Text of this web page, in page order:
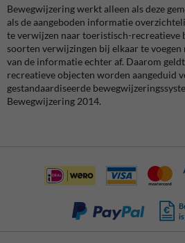
Bewegwijzering werkt alleen als deze
als de aangeboden informatie
te verwijzen naar toeristisch-recreatieve
soorten verwijzingen bij elkaar te voegen
van de informatie echter af. Daarom
recreatieve objecten worden aangeduid
gestandaardiseerde
Bewegwijzering 2014.